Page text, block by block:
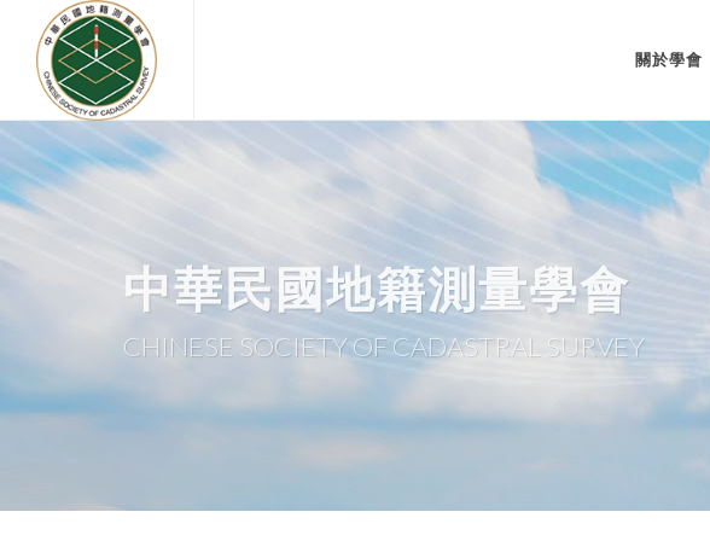
關於學會
中華民國地籍測量學會
CHINESE SOCIETY OF CADASTRAL SURVEY